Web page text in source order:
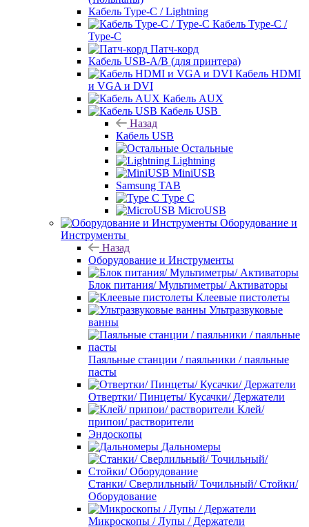
Кабель Type-C / Lightning
Кабель Type-C /
Type-C
Патч-корд
Кабель USB-A/B (для принтера)
Кабель HDMI
и VGA и DVI
Кабель AUX
Кабель USB
Назад
Кабель USB
Остальные
Lightning
MiniUSB
Samsung TAB
Type C
MicroUSB
Оборудование и
Инструменты
Назад
Оборудование и Инструменты
Блок питания/ Мультиметры/ Активаторы
Клеевые пистолеты
Ультразвуковые
ванны
Паяльные станции / паяльники / паяльные
пасты
Отвертки/ Пинцеты/ Кусачки/ Держатели
Клей/
припои/ растворители
Эндоскопы
Дальномеры
Станки/ Сверлильный/ Точильный/ Стойки/
Оборудование
Микроскопы / Лупы / Держатели